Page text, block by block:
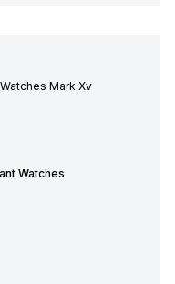
Mark Xv
Watches